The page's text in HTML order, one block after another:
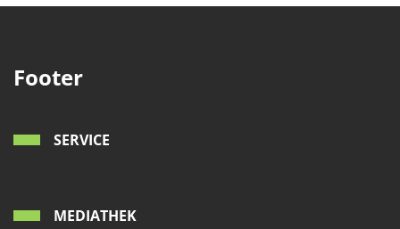
Footer
SERVICE
MEDIATHEK